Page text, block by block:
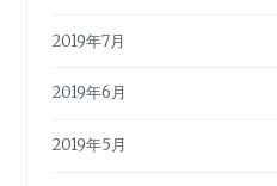
2019年7月
2019年6月
2019年5月